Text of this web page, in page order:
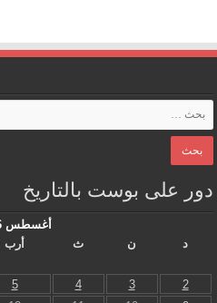
دور على بوست بالتاريخ
أغسطس 2026
د
ن ث أرب
2
3
4
5